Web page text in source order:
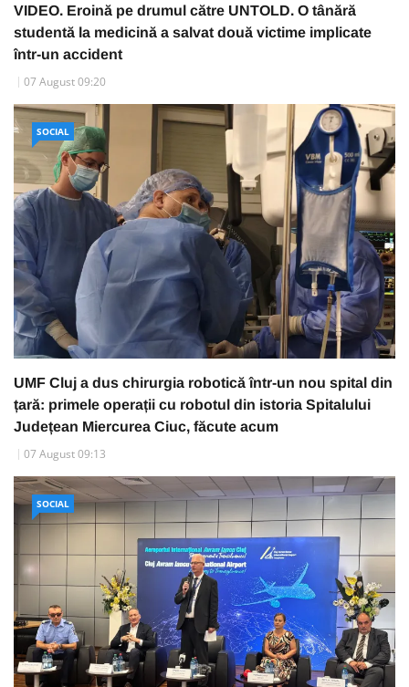
VIDEO. Eroină pe drumul către UNTOLD. O tânără
studentă la medicină a salvat două victime implicate
într-un accident
07 August 09:20
SOCIAL
UMF Cluj a dus chirurgia robotică într-un nou spital din
țară: primele operații cu robotul din istoria Spitalului
Județean Miercurea Ciuc, făcute acum
07 August 09:13
SOCIAL